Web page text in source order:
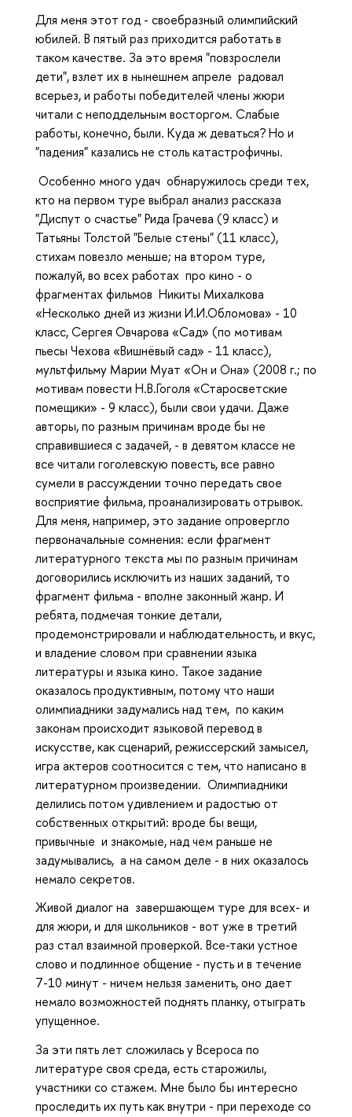
Для меня этот год - своебразный олимпийский
юбилей. В пятый раз приходится работать в
таком качестве. За это время "повзрослели
дети", взлет их в нынешнем апреле радовал
всерьез, и работы победителей члены жюри
читали с неподдельным восторгом. Слабые
работы, конечно, были. Куда ж деваться? Но и
"падения" казались не столь катастрофичны.
Особенно много удач обнаружилось среди тех,
кто на первом туре выбрал анализ рассказа
"Диспут о счастье" Рида Грачева (9 класс) и
Татьяны Толстой "Белые стены" (11 класс),
стихам повезло меньше; на втором туре,
пожалуй, во всех работах про кино - о
фрагментах фильмов Никиты Михалкова
«Несколько дней из жизни И.И.Обломова» - 10
класс, Сергея Овчарова «Сад» (по мотивам
пьесы Чехова «Вишнёвый сад» - 11 класс),
мультфильму Марии Муат «Он и Она» (2008 г.; по
мотивам повести Н.В.Гоголя «Старосветские
помещики» - 9 класс), были свои удачи. Даже
авторы, по разным причинам вроде бы не
справившиеся с задачей, - в девятом классе не
все читали гоголевскую повесть, все равно
сумели в рассуждении точно передать свое
восприятие фильма, проанализировать отрывок.
Для меня, например, это задание опровергло
первоначальные сомнения: если фрагмент
литературного текста мы по разным причинам
договорились исключить из наших заданий, то
фрагмент фильма - вполне законный жанр. И
ребята, подмечая тонкие детали,
продемонстрировали и наблюдательность, и вкус,
и владение словом при сравнении языка
литературы и языка кино. Такое задание
оказалось продуктивным, потому что наши
олимпиадники задумались над тем, по каким
законам происходит языковой перевод в
искусстве, как сценарий, режиссерский замысел,
игра актеров соотносится с тем, что написано в
литературном произведении. Олимпиадники
делились потом удивлением и радостью от
собственных открытий: вроде бы вещи,
привычные и знакомые, над чем раньше не
задумывались, а на самом деле - в них оказалось
немало секретов.
Живой диалог на завершающем туре для всех- и
для жюри, и для школьников - вот уже в третий
раз стал взаимной проверкой. Все-таки устное
слово и подлинное общение - пусть и в течение
7-10 минут - ничем нельзя заменить, оно дает
немало возможностей поднять планку, отыграть
упущенное.
За эти пять лет сложилась у Всероса по
литературе своя среда, есть старожилы,
участники со стажем. Мне было бы интересно
проследить их путь как внутри - при переходе со